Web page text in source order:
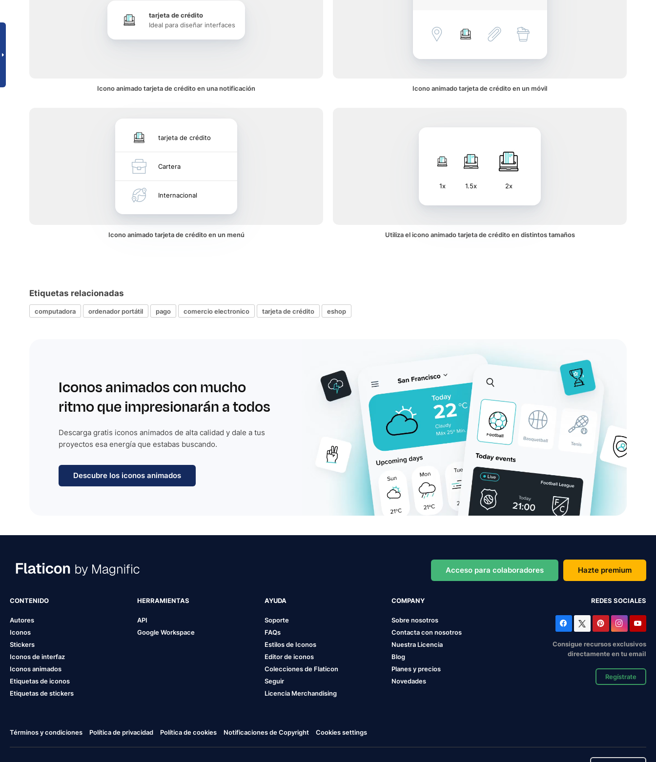
tarjeta de crédito
Ideal para diseñar interfaces
Icono animado tarjeta de crédito en una notificación Icono animado tarjeta de crédito en un móvil
tarjeta de crédito
Cartera
Internacional
Icono animado tarjeta de crédito en un menú
1x 1.5x 2x
Utiliza el icono animado tarjeta de crédito en distintos tamaños
Etiquetas relacionadas
computadora ordenador portátil pago comercio electronico tarjeta de crédito eshop
Iconos animados con mucho
ritmo que impresionarán a todos
Descarga gratis iconos animados de alta calidad y dale a tus
proyectos esa energía que estabas buscando.
Descubre los iconos animados
Acceso para colaboradores Hazte premium
CONTENIDO
Autores
Iconos
Stickers
Iconos de interfaz
Iconos animados
Etiquetas de iconos
Etiquetas de stickers
HERRAMIENTAS
API
Google Workspace
AYUDA
Soporte
FAQs
Estilos de Iconos
Editor de iconos
Colecciones de Flaticon
Seguir
Licencia Merchandising
COMPANY
Sobre nosotros
Contacta con nosotros
Nuestra Licencia
Blog
Planes y precios
Novedades
REDES SOCIALES
Consigue recursos exclusivos
directamente en tu email
Regístrate
Términos y condiciones Política de privacidad Política de cookies Notificaciones de Copyright Cookies settings